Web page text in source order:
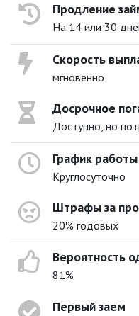
Продление
На 14 или 30
Скорость
мгновенно
Досрочное
Доступно, но
График работы
Круглосуточно
Штрафы за
20% годовых
Вероятность
81%
Первый заем